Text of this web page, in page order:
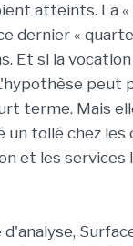
atteints. La
dernier «
Et si la
peut
terme. Mais
un tollé chez
et les services